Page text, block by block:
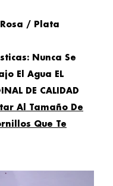
/ Plata
: Nunca Se
El Agua EL
DE CALIDAD
Al Tamaño De
Que Te